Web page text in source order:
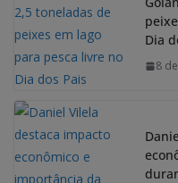
Dia
8